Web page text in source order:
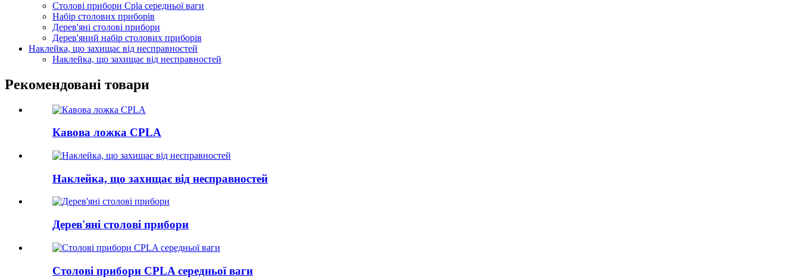
Столові прибори Cpla середньої ваги
Набір столових приборів
Дерев'яні столові прибори
Дерев'яний набір столових приборів
Наклейка, що захищає від несправностей
Наклейка, що захищає від несправностей
Рекомендовані товари
Кавова ложка CPLA
Наклейка, що захищає від несправностей
Дерев'яні столові прибори
Столові прибори CPLA середньої ваги